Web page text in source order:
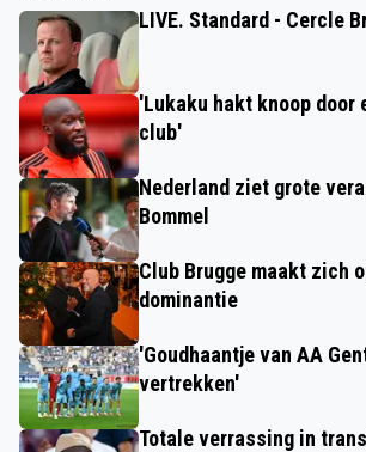
LIVE. Standard - Cercle
'Lukaku hakt knoop door
club'
Nederland ziet grote
Bommel
Club Brugge maakt zich
dominantie
'Goudhaantje van AA
vertrekken'
Totale verrassing in